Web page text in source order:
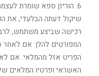
6. הוריזן ספא שומרת
שיקול דעתה הבלעדי, את
רכישה שביצע משתמש,
המפורטים להלן: אם לאחר
הפריט אזל מהמלאי. אם
האשראי ופרטיו המלאים